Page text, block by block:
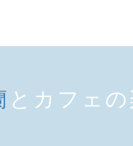
とカフェ